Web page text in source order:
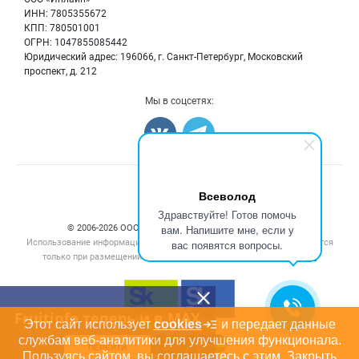
Всеволод
Здравствуйте! Готов помочь
вам. Напишите мне, если у
вас появятся вопросы.
Fruitinfo теперь и в MAX
ПЕРЕЙТИ
ИНН: 7805355672
КПП: 780501001
ОГРН: 1047855085442
Юридический адрес: 196066, г. Санкт-Петербург, Московский
проспект, д. 212
Мы в соцсетях:
© 2006‑2026 ООО “Инлайн”. 12+ Все права защищены.
Использование информации, размещенной на данном сайте, допускается
только при размещении активной гиперссылки на сайт
fruitinfo.ru
Этот сайт использует cookies
и передает данные
службам веб-аналитики для улучшения функционала.
Пользуясь сайтом, вы соглашаетесь с этим. Закрыть